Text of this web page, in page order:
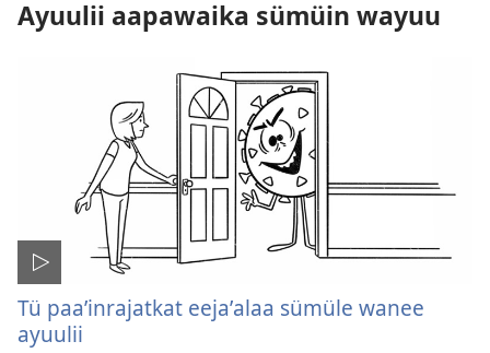
Ayuulii aapawaika sümüin wayuu
Tü paaʼinrajatkat eejaʼalaa sümüle wanee
ayuulii